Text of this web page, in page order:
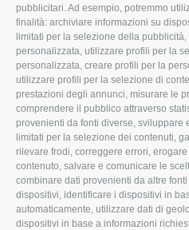
pubblicitari. Ad esempio, potremmo
finalità: archiviare informazioni su
limitati per la selezione della
personalizzata, utilizzare profili per la
personalizzata, creare profili per la
utilizzare profili per la selezione di
prestazioni degli annunci, misurare le
comprendere il pubblico attraverso
provenienti da fonti diverse, sviluppare
limitati per la selezione dei contenuti,
rilevare frodi, correggere errori,
contenuto, salvare e comunicare le
combinare dati provenienti da altre
dispositivi, identificare i dispositivi in
automaticamente, utilizzare dati di
dispositivi in base a informazioni
L'Associazione
Missione e Progetto
Organigramma aziendale
I Nostri Servizi
Uffici della Sede
provinciale
Le Sedi di Zona
Agricoltori S.r.l.
Whistleblowing
Confagricoltura Rovigo e